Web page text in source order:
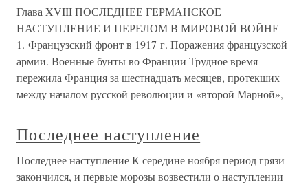
Глава XVIII ПОСЛЕДНЕЕ ГЕРМАНСКОЕ
НАСТУПЛЕНИЕ И ПЕРЕЛОМ В МИРОВОЙ ВОЙНЕ
1. Французский фронт в 1917 г. Поражения французской
армии. Военные бунты во Франции Трудное время
пережила Франция за шестнадцать месяцев, протекших
между началом русской революции и «второй Марной»,
Последнее наступление
Последнее наступление К середине ноября период грязи
закончился, и первые морозы возвестили о наступлении